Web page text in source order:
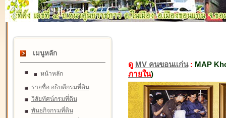
เมนูหลัก
หน้าหลัก
รายชื่อ อธิบดีกรมที่ดิน
วิสัยทัศน์กรมที่ดิน
พันธกิจกรมที่ดิน
ดู MV คนขอนแก่น: MAP
ภายใน)